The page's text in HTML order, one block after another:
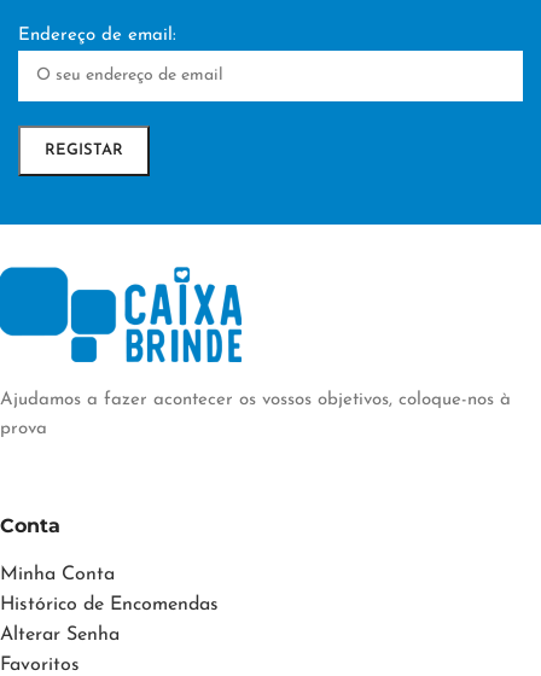
Endereço de email:
Ajudamos a fazer acontecer os vossos objetivos, coloque-nos à
prova
Conta
Minha Conta
Histórico de Encomendas
Alterar Senha
Favoritos